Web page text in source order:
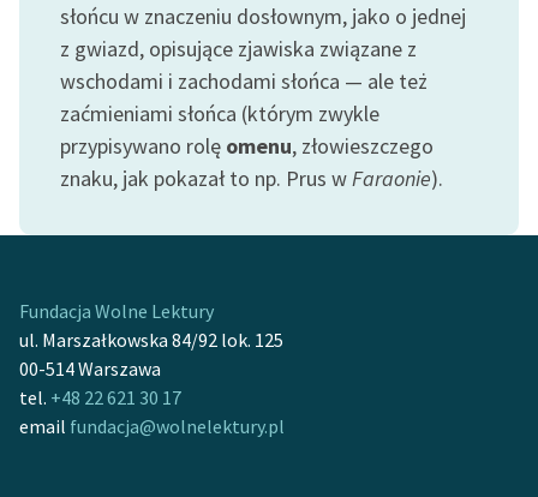
Ręce pełne poezji
Kolekcje edukacyjne
twórców przechodzących
do domeny publicznej,
lektur szkolnych oraz
Starego Testamentu
Odkurzamy bohaterów
Lektur
O nas
Kontakt
słońcu w znaczeniu dosłownym, jako o jednej
z gwiazd, opisujące zjawiska związane z
wschodami i zachodami słońca — ale też
zaćmieniami słońca (którym zwykle
przypisywano rolę omenu, złowieszczego
znaku, jak pokazał to np. Prus wFaraonie).
Fundacja Wolne Lektury
ul. Marszałkowska 84/92 lok. 125
00-514 Warszawa
tel. +48 22 621 30 17
email fundacja@wolnelektury.pl